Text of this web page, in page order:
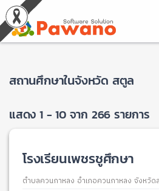
สถานศึกษาในจังหวัด สตูล
แสดง 1 - 10 จาก 266 รายการ
โรงเรียนเพชรชูศึกษา
ตำบลควนกาหลง อำเภอควนกาหลง จังหวั